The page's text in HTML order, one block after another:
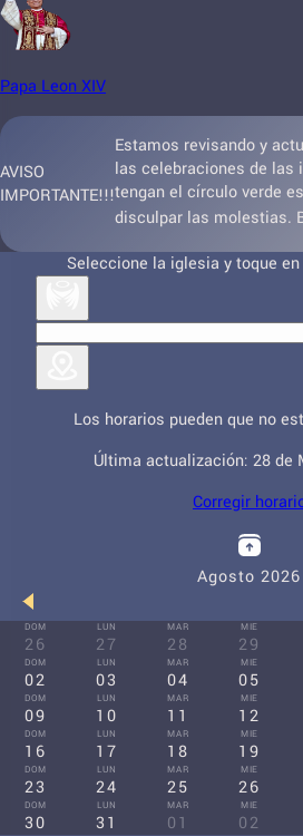
Papa Leon XIV
AVISO
IMPORTANTE!!!
Estamos revisando y
las celebraciones de las
tengan el círculo verde
disculpar las molestias.
Seleccione la iglesia y toque
Los horarios pueden que no
Última actualización: 28 de
Corregir
Agosto 2026
DOM
26
LUN
27
MAR
28
MIE
29
DOM
02
LUN
03
MAR
04
MIE
05
DOM
09
LUN
10
MAR
11
MIE
12
DOM
16
LUN
17
MAR
18
MIE
19
DOM
23
LUN
24
MAR
25
MIE
26
DOM
30
LUN
31
MAR
01
MIE
02